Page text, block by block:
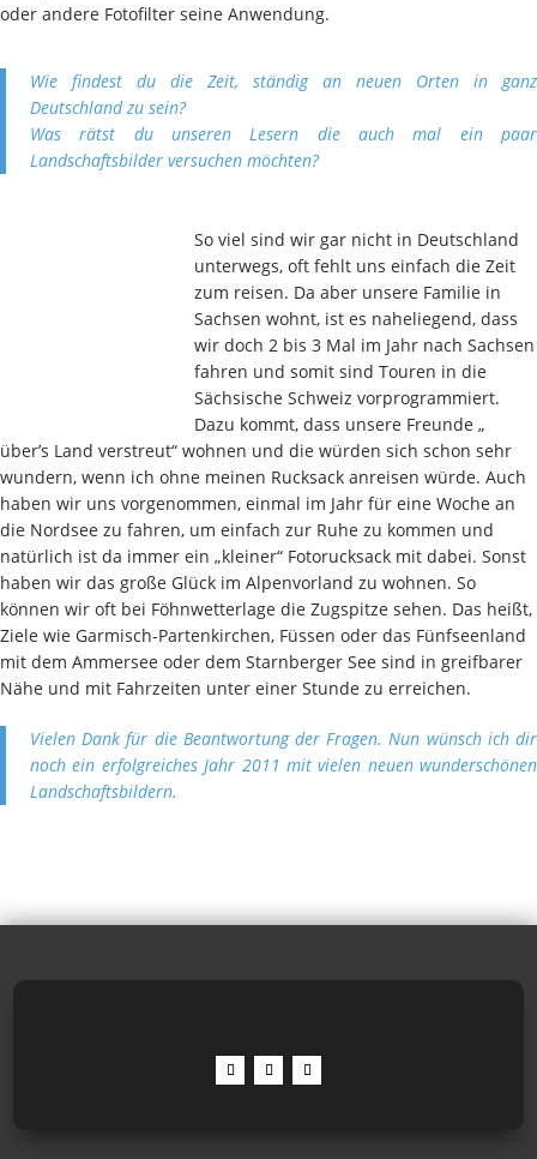
oder andere Fotofilter seine Anwendung.
Wie findest du die Zeit, ständig an neuen Orten in ganz
Deutschland zu sein?
Was rätst du unseren Lesern die auch mal ein paar
Landschaftsbilder versuchen möchten?
So viel sind wir gar nicht in Deutschland
unterwegs, oft fehlt uns einfach die Zeit
zum reisen. Da aber unsere Familie in
Sachsen wohnt, ist es naheliegend, dass
wir doch 2 bis 3 Mal im Jahr nach Sachsen
fahren und somit sind Touren in die
Sächsische Schweiz vorprogrammiert.
Dazu kommt, dass unsere Freunde „
über’s Land verstreut“ wohnen und die würden sich schon sehr
wundern, wenn ich ohne meinen Rucksack anreisen würde. Auch
haben wir uns vorgenommen, einmal im Jahr für eine Woche an
die Nordsee zu fahren, um einfach zur Ruhe zu kommen und
natürlich ist da immer ein „kleiner“ Fotorucksack mit dabei. Sonst
haben wir das große Glück im Alpenvorland zu wohnen. So
können wir oft bei Föhnwetterlage die Zugspitze sehen. Das heißt,
Ziele wie Garmisch-Partenkirchen, Füssen oder das Fünfseenland
mit dem Ammersee oder dem Starnberger See sind in greifbarer
Nähe und mit Fahrzeiten unter einer Stunde zu erreichen.
Vielen Dank für die Beantwortung der Fragen. Nun wünsch ich dir
noch ein erfolgreiches Jahr 2011 mit vielen neuen wunderschönen
Landschaftsbildern.